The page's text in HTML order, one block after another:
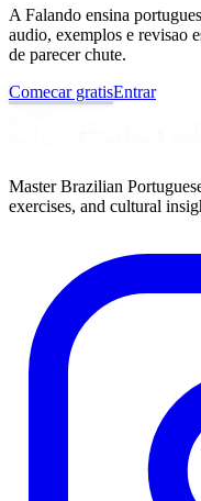
A Falando ensina
audio, exemplos e revisao
de parecer chute.
Comecar gratisEntrar
Master Brazilian
exercises, and cultural